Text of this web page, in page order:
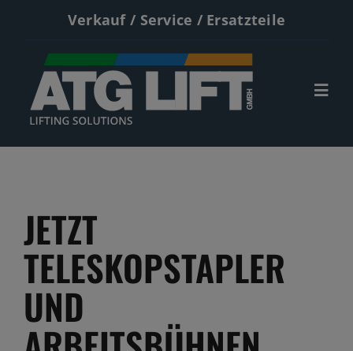
springen
Verkauf / Service / Ersatzteile
Gebrauchte
Service
Kontakt
JETZT
TELESKOPSTAPLER
UND